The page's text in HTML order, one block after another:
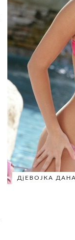
ДјЕВОЈКА ДАНА